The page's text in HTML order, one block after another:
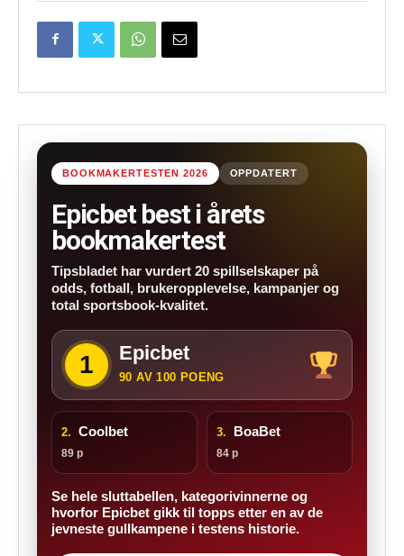
BOOKMAKERTESTEN 2026 OPPDATERT
Epicbet best i årets
bookmakertest
Tipsbladet har vurdert 20 spillselskaper på
odds, fotball, brukeropplevelse, kampanjer og
total sportsbook-kvalitet.
1 Epicbet
90 AV 100 POENG
2. Coolbet
89 p
3. BoaBet
84 p
Se hele sluttabellen, kategorivinnerne og
hvorfor Epicbet gikk til topps etter en av de
jevneste gullkampene i testens historie.